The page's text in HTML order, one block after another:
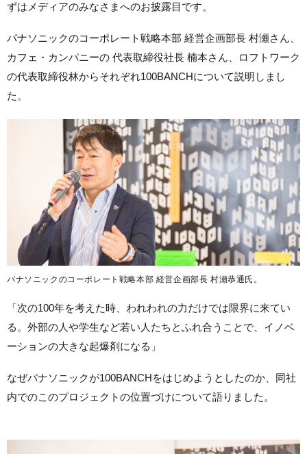
ずはメディアのみなさまへのお披露目です。
パナソニックのコーポレート戦略本部 経営企画部長 村瀬さん、
カフェ・カンパニーの 代表取締役社長 楠本さん、ロフトワーク
の代表取締役林からそれぞれ100BANCHについて説明しまし
た。
パナソニックのコーポレート戦略本部 経営企画部長 村瀬恭通氏。
「次の100年を考えた時、われわれの力だけでは限界に来てい
る。外部の人や学生など若い人たちとふれ合うことで、イノベ
ーションの大きな起爆剤になる」
なぜパナソニックが100BANCHをはじめようとしたのか、同社
内でのこのプロジェクトの位置づけについて語りました。